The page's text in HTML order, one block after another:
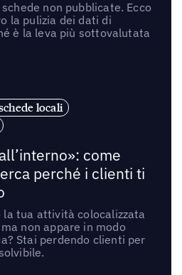
non pubblicate. Ecco
la pulizia dei dati di
è la leva più sottovalutata
locali
come
perché i clienti ti
la tua attività colocalizzata
non appare in modo
Stai perdendo clienti per